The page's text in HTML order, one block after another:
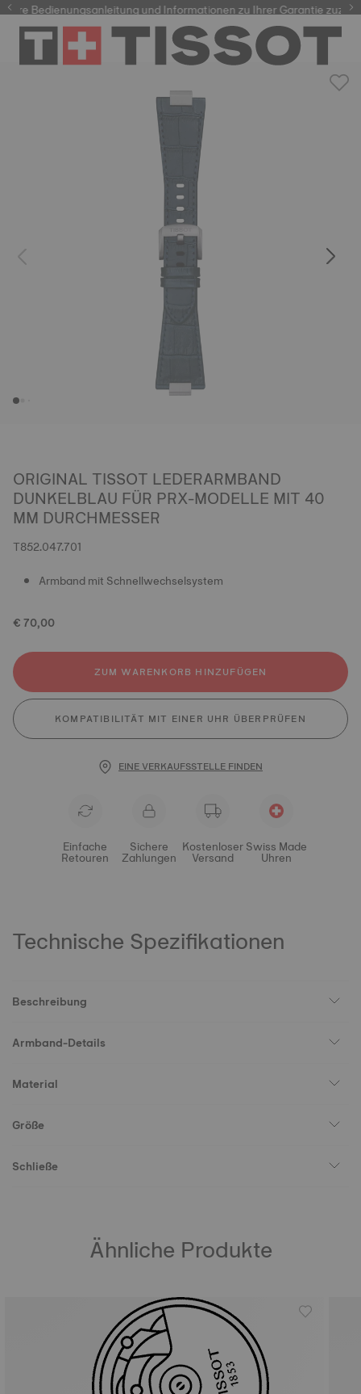
Bedienungsanleitung und Informationen zu Ihrer Garantie
ORIGINAL TISSOT LEDERARMBAND
DUNKELBLAU FÜR PRX-MODELLE MIT 40
MM DURCHMESSER
T852.047.701
Armband mit Schnellwechselsystem
€ 70,00
ZUM WARENKORB HINZUFÜGEN
KOMPATIBILITÄT MIT EINER UHR ÜBERPRÜFEN
EINE VERKAUFSSTELLE FINDEN
Einfache
Retouren
Sichere
Zahlungen
Kostenloser
Versand
Swiss Made
Uhren
Technische Spezifikationen
Beschreibung
Armband-Details
Material
Größe
Schließe
Ähnliche Produkte